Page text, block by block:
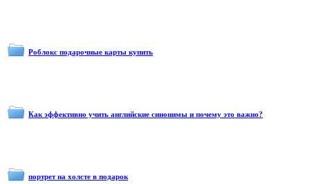
Роблокс подарочные карты купить
Как эффективно учить английские синонимы и почему это важно?
портрет на холсте в подарок